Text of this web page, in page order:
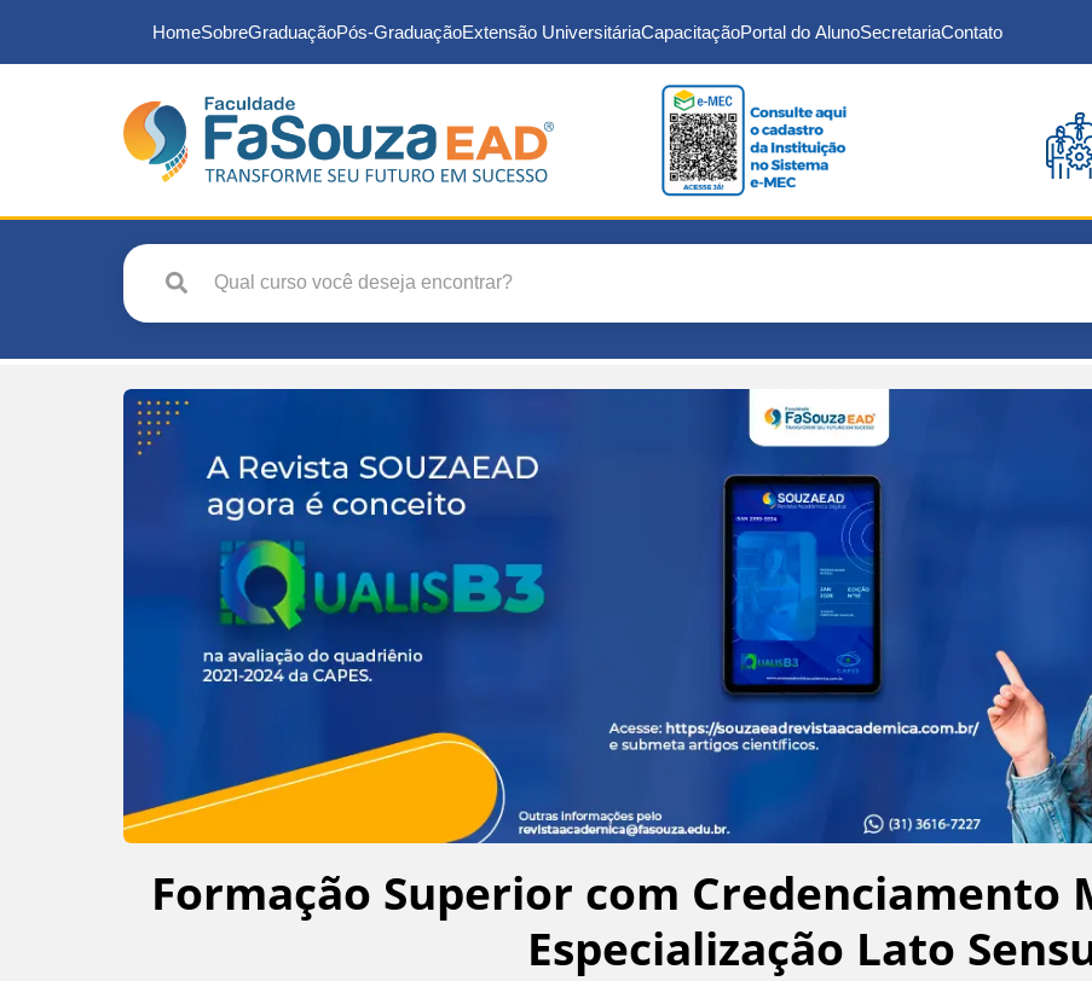
HomeSobreGraduaçãoPós-GraduaçãoExtensão UniversitáriaCapacitaçãoPortal do AlunoSecretariaContato
Formação Superior com Credenciamento
Especialização Lato